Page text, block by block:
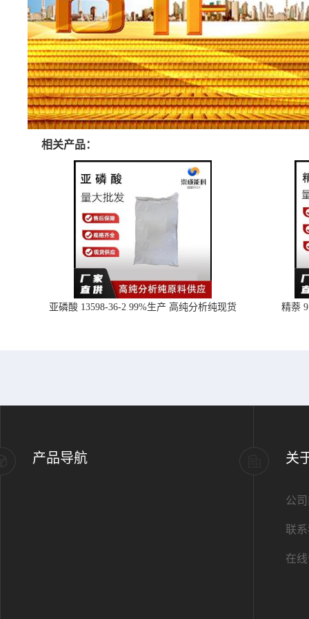
相关产品：
亚磷酸 13598-36-2 99%生产 高纯分析纯现货 精萘
产品导航 关
公
联
在